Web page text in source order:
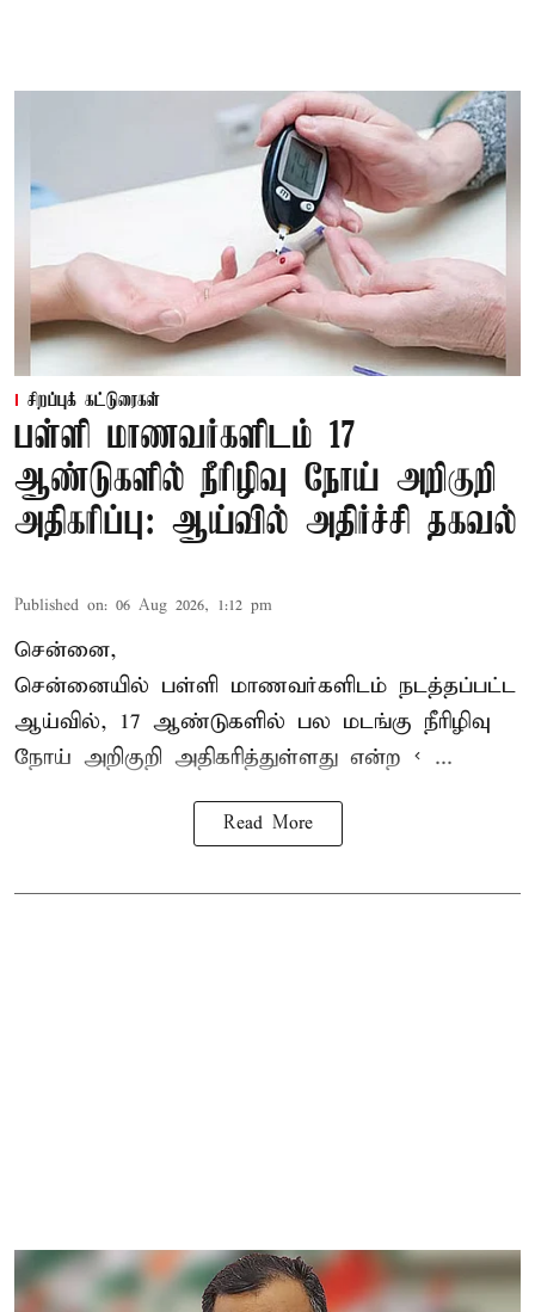
சிறப்புக் கட்டுரைகள்
பள்ளி மாணவர்களிடம் 17
ஆண்டுகளில் நீரிழிவு நோய் அறிகுறி
அதிகரிப்பு: ஆய்வில் அதிர்ச்சி தகவல்
Published on: 06 Aug 2026, 1:12 pm
சென்னை,
சென்னையில் பள்ளி மாணவர்களிடம் நடத்தப்பட்ட
ஆய்வில், 17 ஆண்டுகளில் பல மடங்கு நீரிழிவு
நோய் அறிகுறி அதிகரித்துள்ளது என்ற < ...
Read More